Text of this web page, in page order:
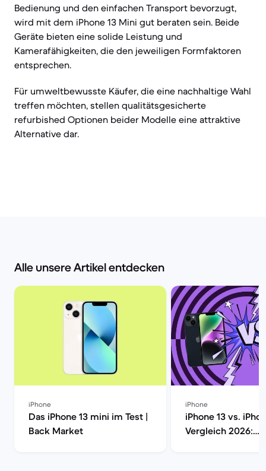
Bedienung und den einfachen Transport bevorzugt,
wird mit dem iPhone 13 Mini gut beraten sein. Beide
Geräte bieten eine solide Leistung und
Kamerafähigkeiten, die den jeweiligen Formfaktoren
entsprechen.
Für umweltbewusste Käufer, die eine nachhaltige Wahl
treffen möchten, stellen qualitätsgesicherte
refurbished Optionen beider Modelle eine attraktive
Alternative dar.
Alle unsere Artikel entdecken
iPhone
Das iPhone 13 mini im Test |
Back Market
iPhone
iPhone 13 vs.
Vergleich 2026: